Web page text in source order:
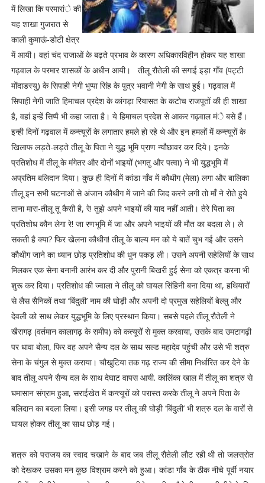
में लिखा कि परमारांे की
यह शाखा गुजरात से
काली कुमाऊं-डोटी क्षेत्र
में आयी। वहां चंद राजाओं के बढ़ते प्रभाव के कारण अधिकारविहीन होकर यह शाखा
गढ़वाल के परमार शासकों के अधीन आयी। तीलू रौतेली की सगाई इड़ा गाँव (पट्टी
मोंदाडस्यु) के सिपाही नेगी भुप्पा सिंह के पुत्र भवानी नेगी के साथ हुई। गढ़वाल में
सिपाही नेगी जाति हिमाचल प्रदेश के कांगड़ा रियासत के कटोच राजपूतों की ही शाखा
है, वहां इन्हें सिप्पै भी कहा जाता है। ये हिमाचल प्रदेश से आकर गढ़वाल मंे बसे हैं।
इन्ही दिनों गढ़वाल में कन्त्यूरों के लगातार हमले हो रहे थे और इन हमलों में कन्त्यूरों के
खिलाफ लड़ते-लड़ते तीलू के पिता ने युद्ध भूमि प्राण न्यौछावर कर दिये। इनके
प्रतिशोध में तीलू के मंगेतर और दोनों भाइयों (भगतु और पत्वा) ने भी युद्धभूमि में
अप्रतिम बलिदान दिया। कुछ ही दिनों में कांडा गाँव में कौथीग (मेला) लगा और बालिका
तीलू इन सभी घटनाओं से अंजान कौथीग में जाने की जिद करने लगी तो माँ ने रोते हुये
ताना मारा-तीलू तू कैसी है, रे! तुझे अपने भाइयों की याद नहीं आती। तेरे पिता का
प्रतिशोध कौन लेगा रे! जा रणभूमि में जा और अपने भाइयों की मौत का बदला ले। ले
सकती है क्या? फिर खेलना कौथीग! तीलू के बाल्य मन को ये बातें चुभ गई और उसने
कौथीग जाने का ध्यान छोड़ प्रतिशोध की धुन पकड़ ली। उसने अपनी सहेलियों के साथ
मिलकर एक सेना बनानी आरंभ कर दी और पुरानी बिखरी हुई सेना को एकत्र करना भी
शुरू कर दिया। प्रतिशोध की ज्वाला ने तीलू को घायल सिंहिनी बना दिया था, हथियारों
से लैस सैनिकों तथा ‘बिंदुली’ नाम की घोड़ी और अपनी दो प्रमुख सहेलियों बेल्लु और
देवली को साथ लेकर युद्धभूमि के लिए प्रस्थान किया। सबसे पहले तीलू रौतेली ने
खैरागढ़ (वर्तमान कालागढ़ के समीप) को कत्यूरों से मुक्त करवाया, उसके बाद उमटागढ़ी
पर धावा बोला, फिर वह अपने सैन्य दल के साथ सल्ड महादेव पहुंची और उसे भी शत्रु
सेना के चंगुल से मुक्त कराया। चौखुटिया तक गढ़ राज्य की सीमा निर्धारित कर देने के
बाद तीलू अपने सैन्य दल के साथ देघाट वापस आयी. कालिंका खाल में तीलू का शत्रु से
घमासान संग्राम हुआ, सराईखेत में कन्त्यूरों को परास्त करके तीलू ने अपने पिता के
बलिदान का बदला लिया। इसी जगह पर तीलू की घोड़ी ‘बिंदुली’ भी शत्रु दल के वारों से
घायल होकर तीलू का साथ छोड़ गई।
शत्रु को पराजय का स्वाद चखाने के बाद जब तीलू रौतेली लौट रही थी तो जलस्रोत
को देखकर उसका मन कुछ विश्राम करने को हुआ। कांडा गाँव के ठीक नीचे पूर्वी नयार